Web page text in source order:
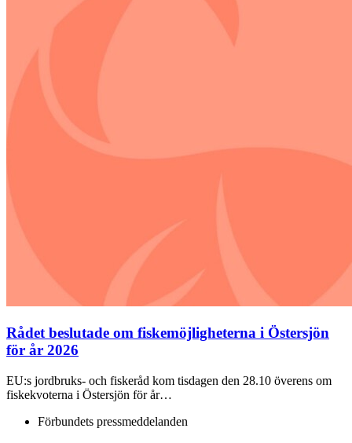
Rådet beslutade om fiskemöjligheterna i Östersjön
för år 2026
EU:s jordbruks- och fiskeråd kom tisdagen den 28.10 överens om
fiskekvoterna i Östersjön för år…
Förbundets pressmeddelanden